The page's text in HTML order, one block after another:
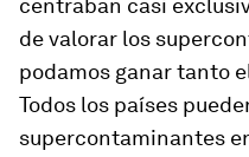
centraban casi
de valorar los
podamos ganar tanto
Todos los países
supercontaminantes